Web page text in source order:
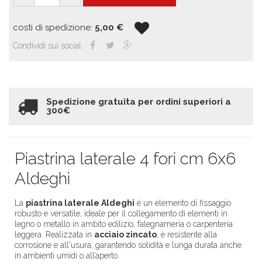
costi di spedizione: 5,00 €
Condividi sui social
Spedizione gratuita per ordini superiori a
300€
Piastrina laterale 4 fori cm 6x6
Aldeghi
La piastrina laterale Aldeghi è un elemento di fissaggio
robusto e versatile, ideale per il collegamento di elementi in
legno o metallo in ambito edilizio, falegnameria o carpenteria
leggera. Realizzata in acciaio zincato, è resistente alla
corrosione e all'usura, garantendo solidità e lunga durata anche
in ambienti umidi o all’aperto.